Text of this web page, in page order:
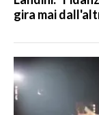
gira mai